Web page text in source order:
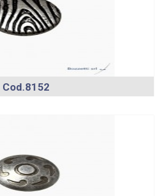
Cod.8152